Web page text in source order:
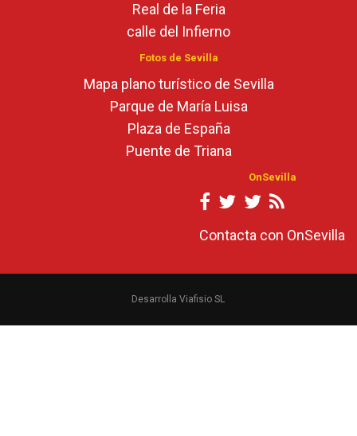
Real de la Feria
calle del Infierno
Fotos de Sevilla
Mapa plano turístico de Sevilla
Parque de María Luisa
Plaza de España
Puente de Triana
OnSevilla
Contacta con OnSevilla
Desarrolla Viafisio SL